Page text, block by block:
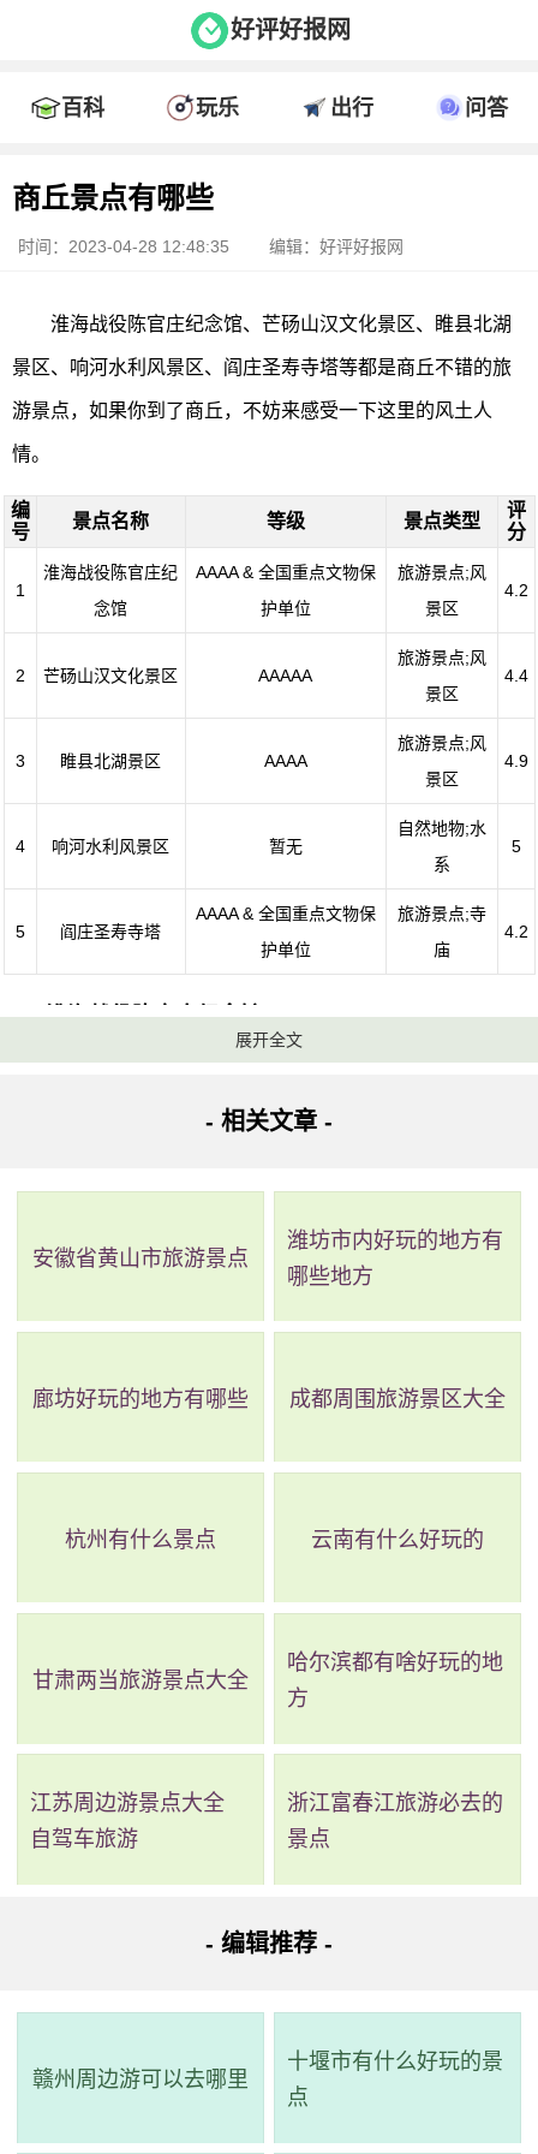
好评好报网
百科 玩乐 出行 问答
商丘景点有哪些
时间：2023-04-28 12:48:35 编辑：好评好报网
淮海战役陈官庄纪念馆、芒砀山汉文化景区、睢县北湖
景区、响河水利风景区、阎庄圣寿寺塔等都是商丘不错的旅
游景点，如果你到了商丘，不妨来感受一下这里的风土人
情。
编
号
景点名称 等级 景点类型
评
分
1
淮海战役陈官庄纪
念馆
AAAA & 全国重点文物保
护单位
旅游景点;风
景区
4.2
2 芒砀山汉文化景区 AAAAA
旅游景点;风
景区
4.4
3 睢县北湖景区 AAAA
旅游景点;风
景区
4.9
4 响河水利风景区 暂无
自然地物;水
系
5
5 阎庄圣寿寺塔
AAAA & 全国重点文物保
护单位
旅游景点;寺
庙
4.2
1、淮海战役陈官庄纪念馆
评级：AAAA & 全国重点文物保护单位
地址：河南省商丘市永城市311国道
淮海战役陈官庄地区歼灭战烈士陵园建于1963年，占地
约200亩；1974年进行了第一次改扩建，添加了纪念碑、淮
海战役纪念馆等设施。第二次改扩建，新增了烈士公墓、纪
念馆等，是为纪念在淮海战役中英勇牺牲的烈士而建立。淮
区是其重要战场之一。陵园建立的目的是缅怀烈士的英勇事
地址：商丘市永城市芒山镇汉梁路
芒砀山旅游区是国家AAAAA级景区，位于河南省永城
展开全文
- 相关文章 -
安徽省黄山市旅游景点
潍坊市内好玩的地方有
哪些地方
廊坊好玩的地方有哪些 成都周围旅游景区大全
杭州有什么景点 云南有什么好玩的
甘肃两当旅游景点大全
哈尔滨都有啥好玩的地
方
江苏周边游景点大全
自驾车旅游
浙江富春江旅游必去的
景点
- 编辑推荐 -
赣州周边游可以去哪里
十堰市有什么好玩的景
点